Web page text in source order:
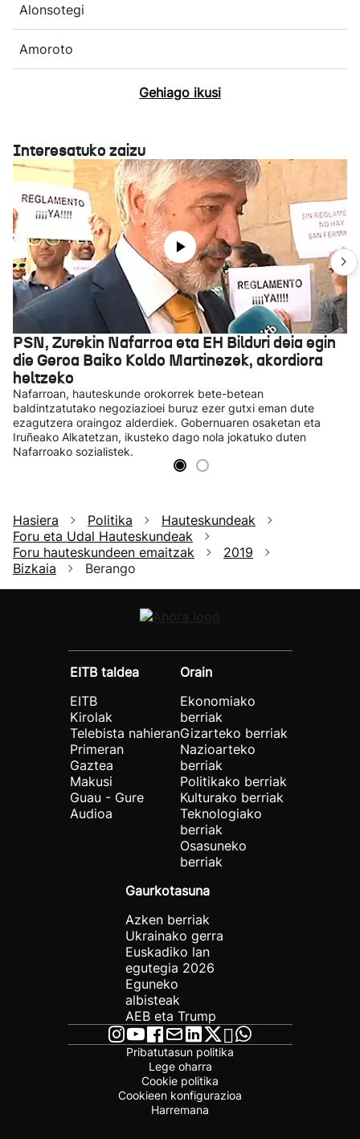
Alonsotegi
Amoroto
Gehiago ikusi
Interesatuko zaizu
PSN, Zurekin Nafarroa eta EH Bilduri deia egin
die Geroa Baiko Koldo Martinezek, akordiora
heltzeko
Nafarroan, hauteskunde orokorrek bete-betean
baldintzatutako negoziazioei buruz ezer gutxi eman dute
ezagutzera oraingoz alderdiek. Gobernuaren osaketan eta
Iruñeako Alkatetzan, ikusteko dago nola jokatuko duten
Nafarroako sozialistek.
Hasiera Politika
Hauteskundeak
Foru eta Udal Hauteskundeak
Foru hauteskundeen emaitzak
2019
Bizkaia
Berango
EITB taldea
EITB
Kirolak
Telebista nahieran
Primeran
Gaztea
Makusi
Guau - Gure
Audioa
Orain
Ekonomiako
berriak
Gizarteko berriak
Nazioarteko
berriak
Politikako berriak
Kulturako berriak
Teknologiako
berriak
Osasuneko
berriak
Gaurkotasuna
Azken berriak
Ukrainako gerra
Euskadiko lan
egutegia 2026
Eguneko
albisteak
AEB eta Trump
Pribatutasun politika
Lege oharra
Cookie politika
Cookieen konfigurazioa
Harremana